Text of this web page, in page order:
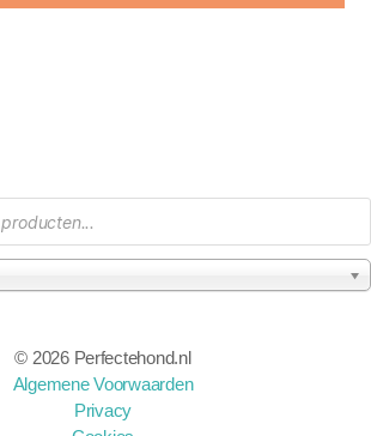
© 2026 Perfectehond.nl
Algemene Voorwaarden
Privacy